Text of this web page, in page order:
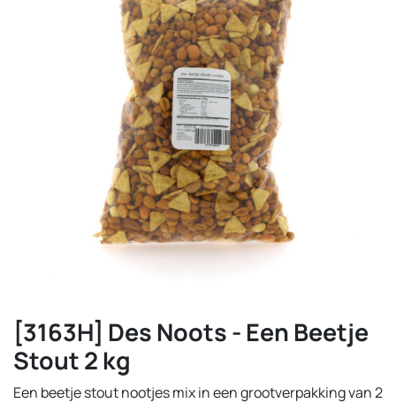
[3163H] Des Noots - Een Beetje
Stout 2 kg
Een beetje stout nootjes mix in een grootverpakking van 2